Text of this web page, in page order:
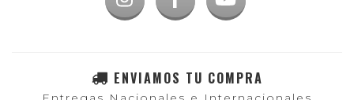
ENVIAMOS TU COMPRA